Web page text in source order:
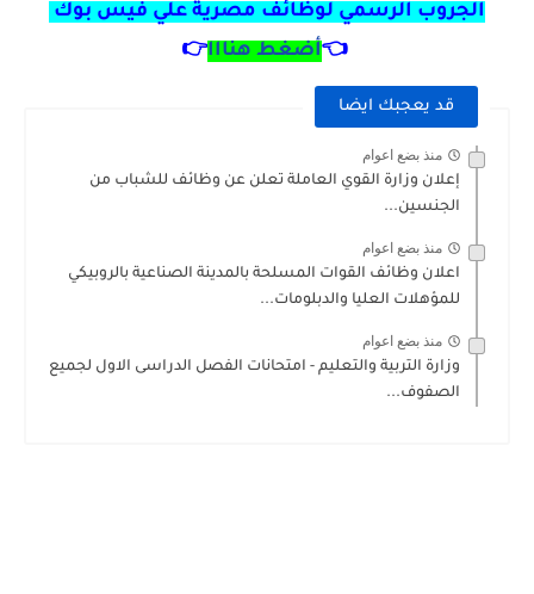
الجروب الرسمي لوظائف مصرية علي فيس بوك
👈أضغط هنااا👉
قد يعجبك ايضا
منذ بضع اعوام
إعلان وزارة القوي العاملة تعلن عن وظائف للشباب من
الجنسين...
منذ بضع اعوام
اعلان وظائف القوات المسلحة بالمدينة الصناعية بالروبيكي
للمؤهلات العليا والدبلومات...
منذ بضع اعوام
وزارة التربية والتعليم - امتحانات الفصل الدراسى الاول لجميع
الصفوف...